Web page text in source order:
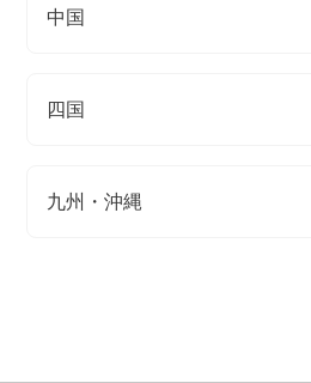
中国
四国
九州・沖縄